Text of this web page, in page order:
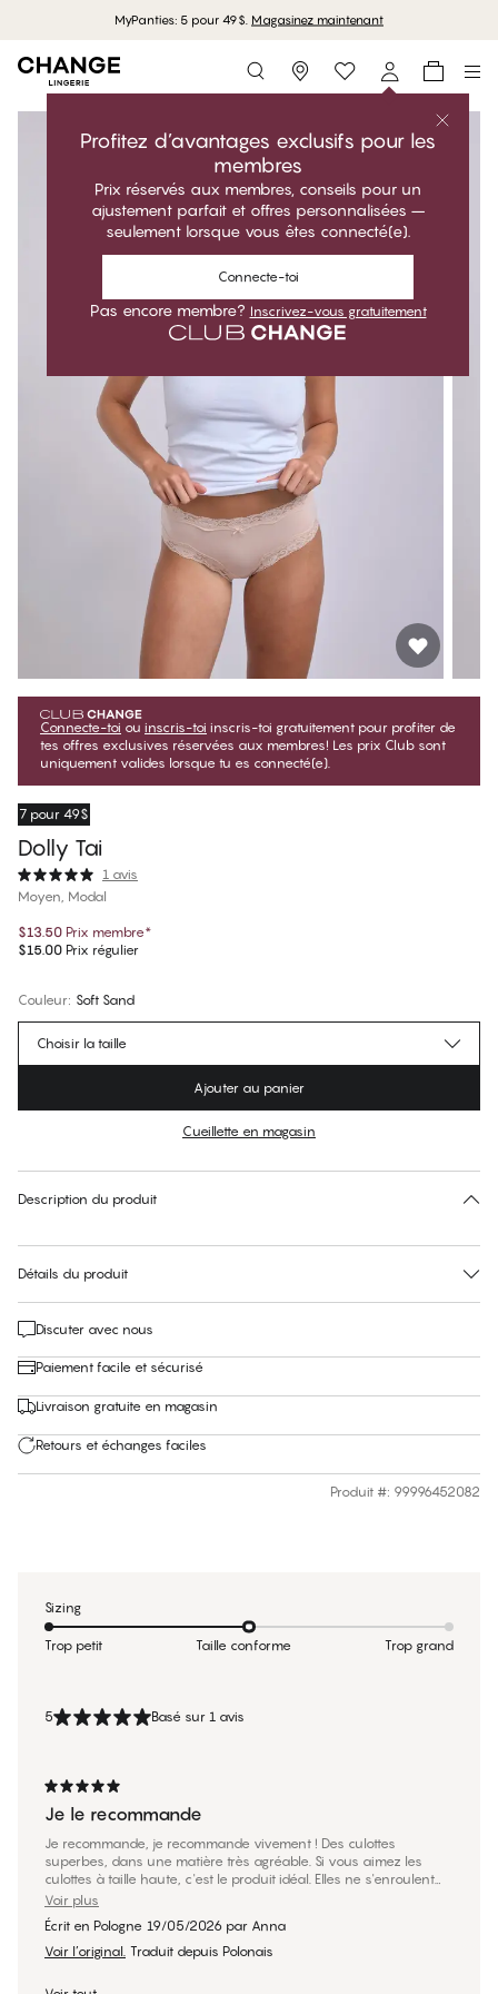
MyPanties: 5 pour 49$. Magasinez maintenant
Storefinder
Profitez d’avantages exclusifs pour les
membres
Prix réservés aux membres, conseils pour un
ajustement parfait et offres personnalisées –
seulement lorsque vous êtes connecté(e).
Connecte-toi
Pas encore membre? Inscrivez-vous gratuitement
Connecte-toi ou inscris-toi inscris-toi gratuitement pour profiter de
tes offres exclusives réservées aux membres! Les prix Club sont
uniquement valides lorsque tu es connecté(e).
7 pour 49$
Dolly Tai
1 avis
Moyen, Modal
$13.50 Prix membre*
$15.00 Prix régulier
Couleur: Soft Sand
Pas de taille suggérée pour cet article
Choisir la taille
Ajouter au panier
Cueillette en magasin
Description du produit
Détails du produit
Discuter avec nous
Paiement facile et sécurisé
Livraison gratuite en magasin
Retours et échanges faciles
Produit #: 99996452082
5 Basé sur 1 avis
Je le recommande
Je recommande, je recommande vivement ! Des culottes
superbes, dans une matière très agréable. Si vous aimez les
culottes à taille haute, c'est le produit idéal. Elles ne s'enroulent
pas et on n'a pas besoin de les remettre en place sans arrêt.
Voir plus
Écrit en Pologne 19/05/2026 par Anna
Voir l’original. Traduit depuis Polonais
Sizing
Trop petit Taille conforme Trop grand